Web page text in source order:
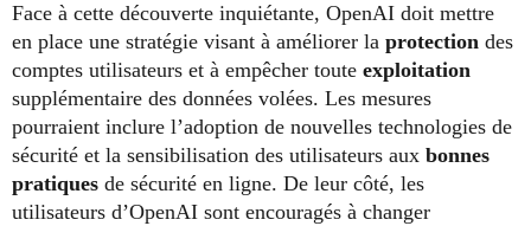
Face à cette découverte inquiétante, OpenAI doit mettre
en place une stratégie visant à améliorer la protection des
comptes utilisateurs et à empêcher toute exploitation
supplémentaire des données volées. Les mesures
pourraient inclure l’adoption de nouvelles technologies de
sécurité et la sensibilisation des utilisateurs aux bonnes
pratiques de sécurité en ligne. De leur côté, les
utilisateurs d’OpenAI sont encouragés à changer